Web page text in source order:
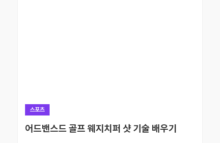
스포츠
어드밴스드 골프 웨지치퍼 샷 기술 배우기